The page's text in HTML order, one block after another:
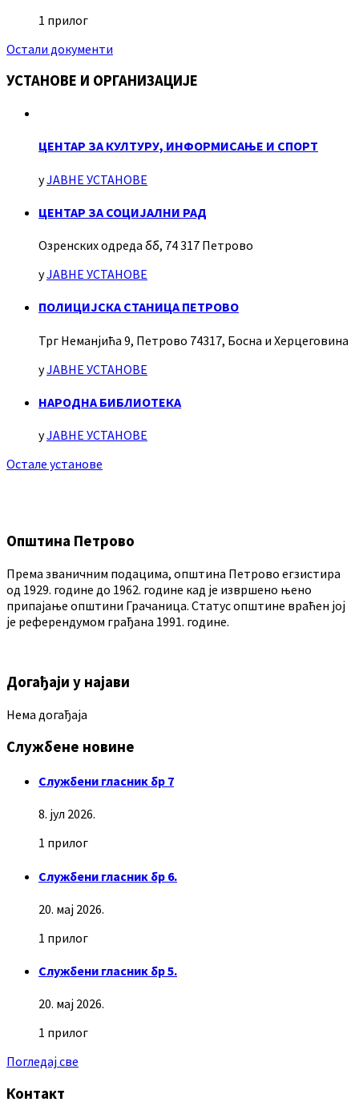
1 прилог
Остали документи
УСТАНОВЕ И ОРГАНИЗАЦИЈЕ
ЦЕНТАР ЗА КУЛТУРУ, ИНФОРМИСАЊЕ И СПОРТ
уЈАВНЕ УСТАНОВЕ
ЦЕНТАР ЗА СОЦИЈАЛНИ РАД
Озренских одреда бб, 74 317 Петрово
уЈАВНЕ УСТАНОВЕ
ПОЛИЦИЈСКА СТАНИЦА ПЕТРОВО
Трг Неманјића 9, Петрово 74317, Босна и Херцеговина
уЈАВНЕ УСТАНОВЕ
НАРОДНА БИБЛИОТЕКА
уЈАВНЕ УСТАНОВЕ
Остале установе
Општина Петрово
Према званичним подацима, општина Петрово егзистира
од 1929. године до 1962. године кад је извршено њено
припајање општини Грачаница. Статус општине враћен јој
је референдумом грађана 1991. године.
Догађаји у најави
Нема догађаја
Службене новине
Службени гласник бр 7
8. јул 2026.
1 прилог
Службени гласник бр 6.
20. мај 2026.
1 прилог
Службени гласник бр 5.
20. мај 2026.
1 прилог
Погледај све
Контакт